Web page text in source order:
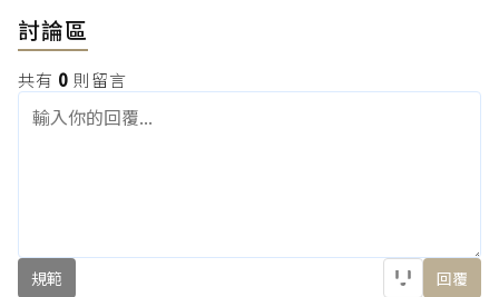
討論區
共有 0 則留言
規範 回覆